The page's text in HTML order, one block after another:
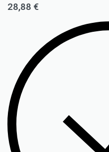
28,88 €